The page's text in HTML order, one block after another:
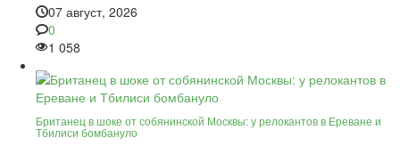
07 август, 2026
0
1 058
Британец в шоке от собянинской Москвы: у релокантов в Ереване и
Тбилиси бомбануло